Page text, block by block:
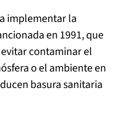
implementar la
en 1991, que
contaminar el
o el ambiente en
basura sanitaria